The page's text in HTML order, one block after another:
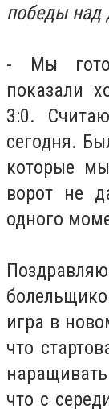
победы
- Мы
показали
3:0.
сегодня.
которые
ворот не
одного
игра в
что
что с